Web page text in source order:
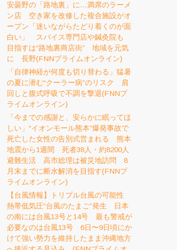
安曇野の「路地裏」に…満席のラーメ
ン店 空き家を改修した複合施設がオ
ープン「迷いながらたどり着くのが面
白い」 スパイス専門店や鍼灸院も
目指すは“路地裏商店街” 地域を元気
に 長野(FNNプライムオンライン)
「自律神経が何度も切り替わる」猛暑
の夏に潜む“クーラー病”のリスク 肩
回しと腹式呼吸で不調を撃退(FNNプ
ライムオンライン)
「今までの感謝と、安らかに眠ってほ
しい」“イオンモール熊本”爆発事故で
死亡した女性の告別式営まれる 熊本
地震から1週間 死者38人・約8200人
避難生活 高市総理は被災地訪問 8
月末までに断水解消を目指す(FNNプ
ライムオンライン)
【台風情報】トリプル台風の可能性
熱帯低気圧“台風のたまご”発生 日本
の南には台風13号と14号 最も警戒が
必要なのは台風13号 6日〜9日頃にか
けて強い勢力を維持したまま沖縄地方